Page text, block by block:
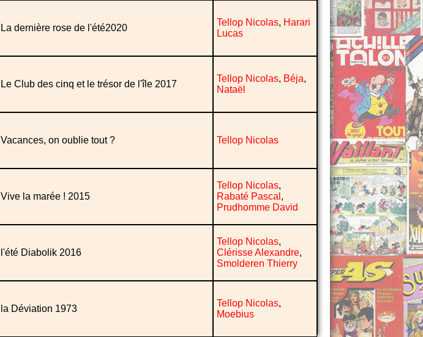
La dernière rose de l'été2020
Tellop Nicolas, Harari
Lucas
Le Club des cinq et le trésor de l'île 2017
Tellop Nicolas, Béja,
Nataël
Vacances, on oublie tout ? Tellop Nicolas
Vive la marée ! 2015
Tellop Nicolas,
Rabaté Pascal ,
Prudhomme David
l'été Diabolik 2016
Tellop Nicolas,
Clérisse Alexandre,
Smolderen Thierry
la Déviation 1973
Tellop Nicolas,
Moebius